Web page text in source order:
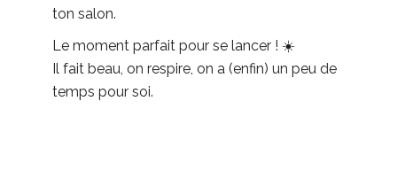
ton salon.
Le moment parfait pour se lancer ! ☀️
Il fait beau, on respire, on a (enfin) un peu de
temps pour soi.